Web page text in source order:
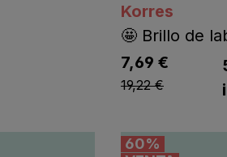
Korres
🤩 Brillo de
7,69 €
19,22 €
60%